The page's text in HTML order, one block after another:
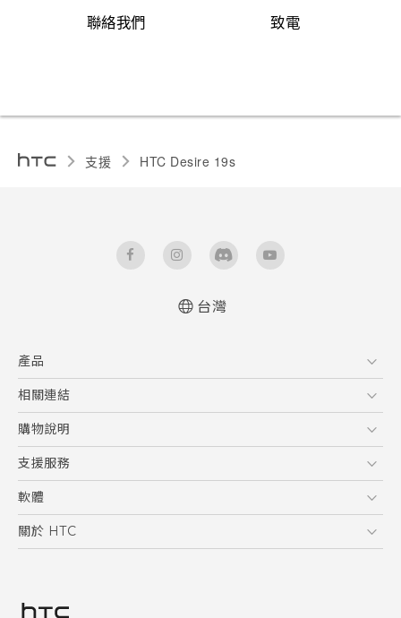
聯絡我們 致電
支援 ‎HTC Desire 19s‎
User manual
台灣
產品
5G
智慧型手機
配件
相關連結
HTC Research
購物說明
購物須知
訂單管理
付款方式
支援服務
到府收送維修服務
服務中心資訊
客戶服務佈告欄
軟體
應用程式
HTC Sync Manager
關於 HTC